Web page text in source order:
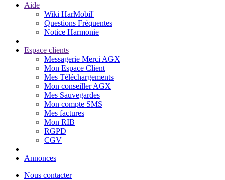
Aide
Wiki HarMobil'
Questions Fréquentes
Notice Harmonie
Espace clients
Messagerie Merci AGX
Mon Espace Client
Mes Téléchargements
Mon conseiller AGX
Mes Sauvegardes
Mon compte SMS
Mes factures
Mon RIB
RGPD
CGV
Annonces
Nous contacter